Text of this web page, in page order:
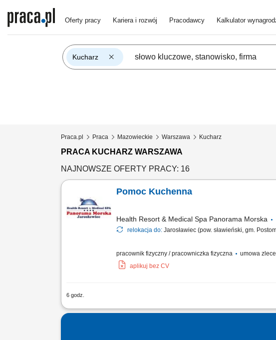
Oferty pracy Kariera i rozwój Pracodawcy Kalkulator
Kucharz
Praca.pl Praca Mazowieckie Warszawa Kucharz
PRACA KUCHARZ WARSZAWA
NAJNOWSZE OFERTY PRACY: 16
Pomoc Kuchenna
Health Resort & Medical Spa Panorama Morska
relokacja do: Jarosławiec (pow. sławieński, gm.
pracownik fizyczny / pracowniczka fizyczna umowa
aplikuj bez CV
6 godz.
Zakres obowiązków: pomoc w przygotowywaniu